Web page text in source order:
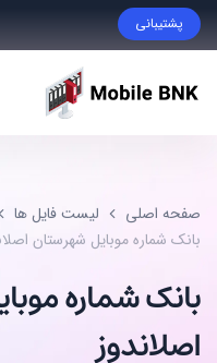
پشتیبانی
فایل مورد نظر خود را پیدا
09999868721
صفحه اصلی
لیست فایل ها
بانک شماره موبایل شهرستان
بانک شماره
اصلاندوز